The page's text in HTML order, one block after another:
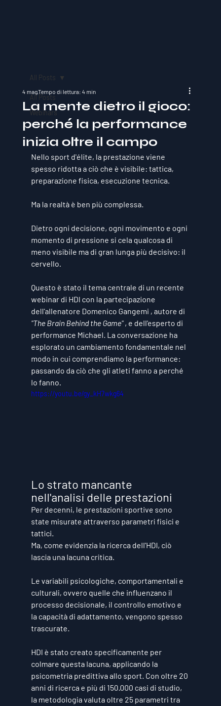
All Posts
Webinars
All Posts
La mente dietro il gioco:
perché la performance
inizia oltre il campo
4 magTempo di lettura: 4 min
Nello sport d'élite, la prestazione viene
spesso ridotta a ciò che è visibile: tattica,
preparazione fisica, esecuzione tecnica.
Ma la realtà è ben più complessa.
Dietro ogni decisione, ogni movimento e ogni
momento di pressione si cela qualcosa di
meno visibile ma di gran lunga più decisivo: il
cervello.
Questo è stato il tema centrale di un recente
webinar di HDI con la partecipazione
dell'allenatore Domenico Gangemi , autore di
"The Brain Behind the Game" , e dell'esperto di
performance Michael. La conversazione ha
esplorato un cambiamento fondamentale nel
modo in cui comprendiamo la performance:
passando da ciò che gli atleti fanno a perché
lo fanno.
https://youtu.be/gy_kH7wkg64
Lo strato mancante
nell'analisi delle prestazioni
Per decenni, le prestazioni sportive sono
state misurate attraverso parametri fisici e
tattici.
Ma, come evidenzia la ricerca dell'HDI, ciò
lascia una lacuna critica.
Le variabili psicologiche, comportamentali e
culturali, ovvero quelle che influenzano il
processo decisionale, il controllo emotivo e
la capacità di adattamento, vengono spesso
trascurate.
HDI è stato creato specificamente per
colmare questa lacuna, applicando la
psicometria predittiva allo sport. Con oltre 20
anni di ricerca e più di 150.000 casi di studio,
la metodologia valuta oltre 25 parametri tra